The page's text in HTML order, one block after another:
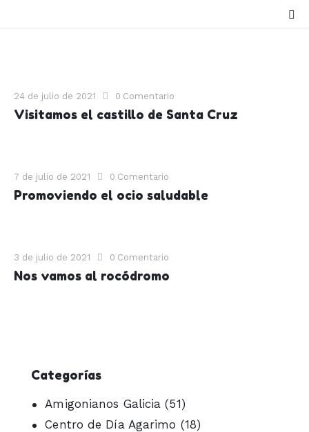
24 de julio de 2021 0 Comentario
Visitamos el castillo de Santa Cruz
7 de julio de 2021 0 Comentario
Promoviendo el ocio saludable
3 de julio de 2021 0 Comentario
Nos vamos al rocódromo
Categorías
Amigonianos Galicia (51)
Centro de Día Agarimo (18)